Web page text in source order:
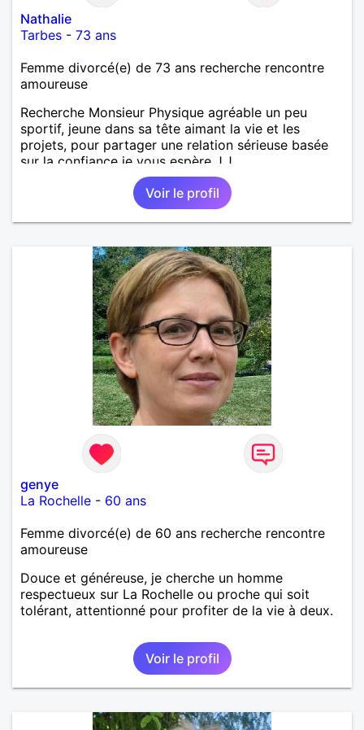
Nathalie
Tarbes - 73 ans
Femme divorcé(e) de 73 ans recherche rencontre
amoureuse
Recherche Monsieur Physique agréable un peu
sportif, jeune dans sa tête aimant la vie et les
projets, pour partager une relation sérieuse basée
sur la confiance je vous espère J.J
Voir le profil
genye
La Rochelle - 60 ans
Femme divorcé(e) de 60 ans recherche rencontre
amoureuse
Douce et généreuse, je cherche un homme
respectueux sur La Rochelle ou proche qui soit
tolérant, attentionné pour profiter de la vie à deux.
Voir le profil